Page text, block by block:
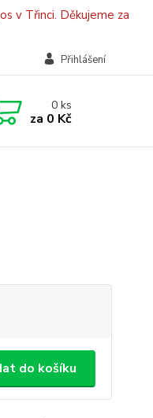
v Třinci. Děkujeme za
Přihlášení
0ks
za 0 Kč
do košíku